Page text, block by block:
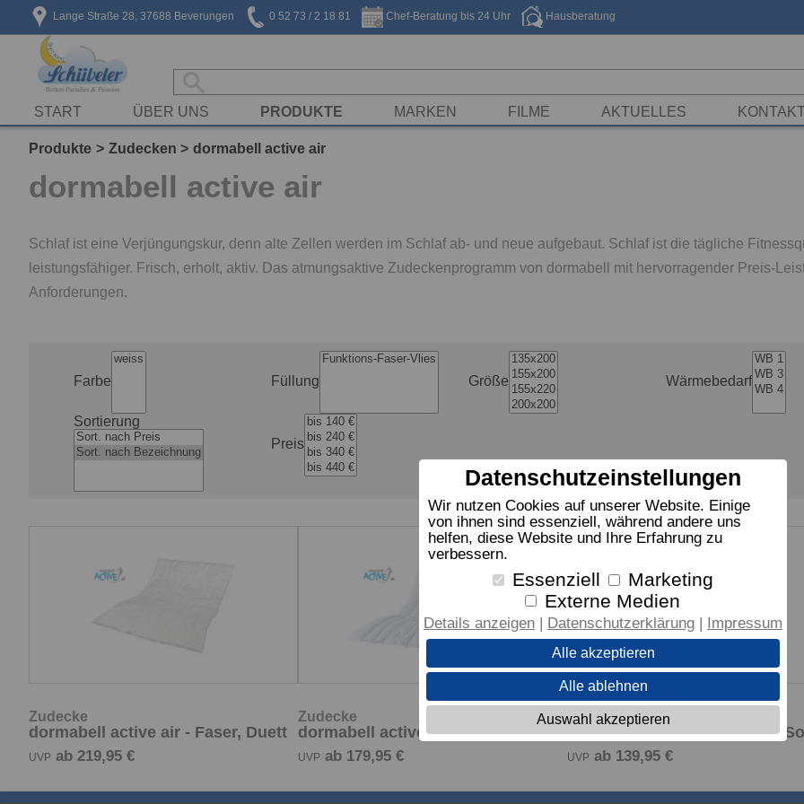
Lange Straße 28, 37688 Beverungen 0 52 73 / 2 18 81 Chef-Beratung bis 24 Uhr Hausberatung
START ÜBER UNS PRODUKTE MARKEN FILME AKTUELLES
Produkte Zudecken dormabell active air
dormabell active air
Schlaf ist eine Verjüngungskur, denn alte Zellen werden im Schlaf ab- und neue aufgebaut. Schlaf ist die tägliche
leistungsfähiger. Frisch, erholt, aktiv. Das atmungsaktive Zudeckenprogramm von dormabell mit hervorragender Preis-
Anforderungen.
Farbe Füllung Größe Wärmebedarf
Sortierung
Preis
Zudecke
dormabell active air - Faser, Duett
UVP ab 219,95 €
Zudecke
dormabell active air - Faser, Mono
UVP ab 179,95 €
Zudecke
dormabell active air - Faser,
UVP ab 139,95 €
Datenschutzeinstellungen
Wir nutzen Cookies auf unserer Website. Einige
von ihnen sind essenziell, während andere uns
helfen, diese Website und Ihre Erfahrung zu
verbessern.
Essenziell
Marketing
Externe Medien
Details anzeigen Datenschutzerklärung Impressum
Alle akzeptieren
Alle ablehnen
Auswahl akzeptieren